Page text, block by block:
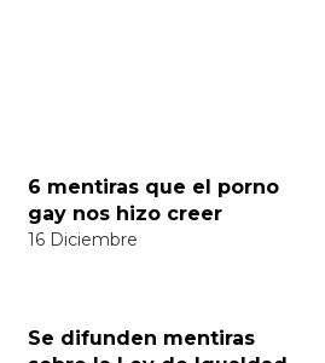
6 mentiras que el porno
gay nos hizo creer
16 Diciembre
Se difunden mentiras